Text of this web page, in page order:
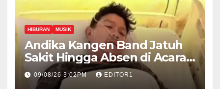
HIBURAN MUSIK
Andika Kangen Band Jatuh
Sakit Hingga Absen di Acara
The Sounds Project day 2
09/08/26 3:02PM EDITOR1